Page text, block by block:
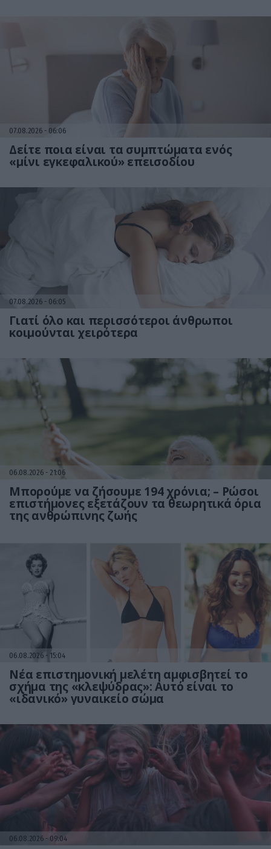
07.08.2026 06:06
Δείτε ποια είναι τα συμπτώματα ενός
«μίνι εγκεφαλικού» επεισοδίου
07.08.2026 06:05
Γιατί όλο και περισσότεροι άνθρωποι
κοιμούνται χειρότερα
06.08.2026 21:06
Μπορούμε να ζήσουμε 194 χρόνια; – Ρώσοι
επιστήμονες εξετάζουν τα θεωρητικά όρια
της ανθρώπινης ζωής
06.08.2026 15:04
Νέα επιστημονική μελέτη αμφισβητεί το
σχήμα της «κλεψύδρας»: Αυτό είναι το
«ιδανικό» γυναικείο σώμα
06.08.2026 09:04